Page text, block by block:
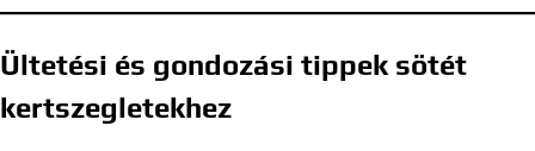
Ültetési és gondozási tippek sötét
kertszegletekhez